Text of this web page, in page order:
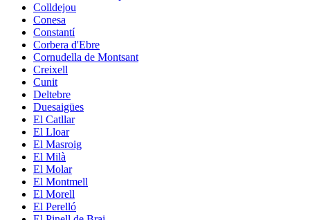
Colldejou
Conesa
Constantí
Corbera d'Ebre
Cornudella de Montsant
Creixell
Cunit
Deltebre
Duesaigües
El Catllar
El Lloar
El Masroig
El Milà
El Molar
El Montmell
El Morell
El Perelló